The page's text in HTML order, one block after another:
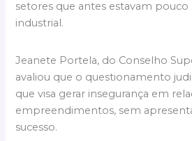
setores que antes estavam
industrial.
Jeanete Portela, do Conselho
avaliou que o questionamento
que visa gerar insegurança em
empreendimentos, sem
sucesso.